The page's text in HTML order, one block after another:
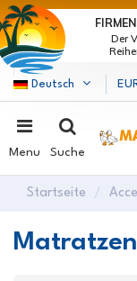
Marcapiuma|
Deutsch
Menu Suche
Startseite
Der